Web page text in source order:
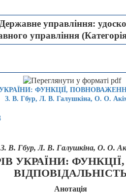
управління:
управління
УКРАЇНИ: ФУНКЦІЇ,
З. В. Гбур, Л. В. Галушкіна, О. О.
З. В. Гбур, Л. В. Галушкіна, О. О.
УКРАЇНИ:
Анотація